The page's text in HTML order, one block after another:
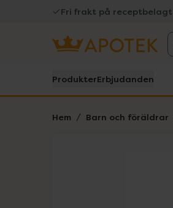
Fri frakt på receptbelagt
ProdukterErbjudanden
Hem Barn och föräldrar